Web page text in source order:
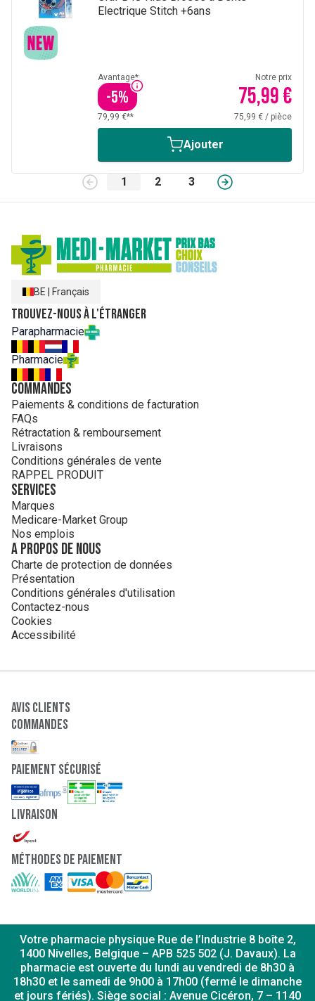
Electrique Stitch +6ans
Avantage*
-5%
Notre prix
75,99 €
79,99 €** 75,99 € / pièce
Ajouter
1 2 3
BE Français
Trouvez-nous à l'étranger
Parapharmacie
Pharmacie
Commandes
Paiements & conditions de facturation
FAQs
Rétractation & remboursement
Livraisons
Conditions générales de vente
RAPPEL PRODUIT
Services
Marques
Medicare-Market Group
Nos emplois
A propos de nous
Charte de protection de données
Présentation
Conditions générales d'utilisation
Contactez-nous
Cookies
Accessibilité
Avis clients
Commandes
paiement sécurisé
Livraison
Méthodes de paiement
Votre pharmacie physique Rue de l’Industrie 8 boîte 2,
1400 Nivelles, Belgique – APB 525 502 (J. Davaux). La
pharmacie est ouverte du lundi au vendredi de 8h30 à
18h30 et le samedi de 9h00 à 17h00 (fermé le dimanche
et jours fériés). Siège social : Avenue Cicéron, 7 – 1140